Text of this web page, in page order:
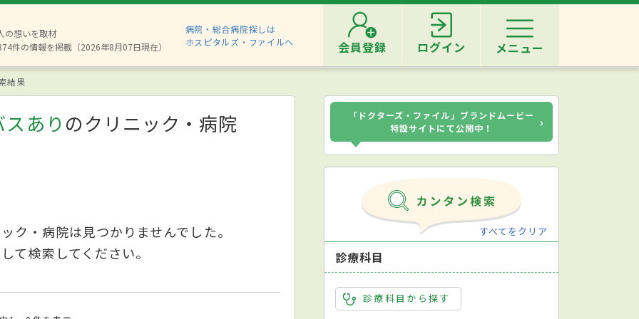
の想いを取材
件の情報を掲載（2026年8月07日現在）
病院・総合病院探しは
ホスピタルズ・ファイルへ
会員登録 ログイン メニュー
結果
あり のクリニック・病院
ク・病院は見つかりませんでした。
て検索してください。
「ドクターズ・ファイル」ブランドムービー
特設サイトにて公開中！
›
すべてをクリア
診療科目
診療科目から探す